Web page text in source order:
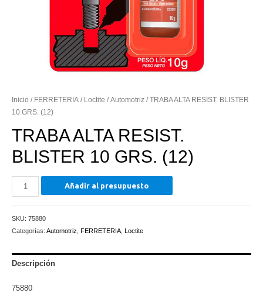
Inicio / FERRETERIA / Loctite /Automotriz / TRABA ALTA RESIST. BLISTER
10 GRS. (12)
TRABA ALTA RESIST.
BLISTER 10 GRS. (12)
TRABA
ALTA
BLISTER
10
(12)
Añadir al presupuesto
SKU: 75880
Categorías: Automotriz, FERRETERIA, Loctite
Descripción
75880